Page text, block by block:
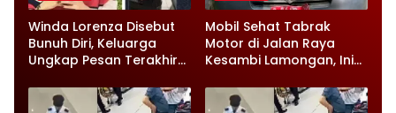
Winda Lorenza Disebut
Bunuh Diri, Keluarga
Ungkap Pesan Terakhir
Rumah
Mobil Sehat Tabrak
Motor di Jalan Raya
Kesambi Lamongan, Ini